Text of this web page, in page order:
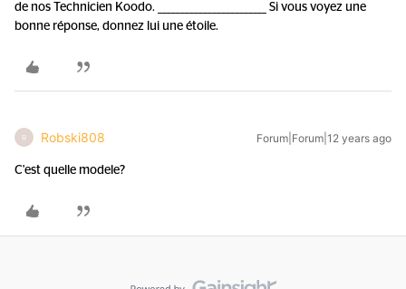
de nos Technicien Koodo. ________________________ Si vous voyez une
bonne réponse, donnez lui une étoile.
R Robski808 Forum|Forum|12 years ago
C'est quelle modele?